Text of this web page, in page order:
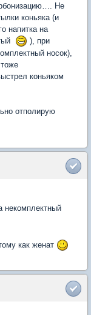
Не
коньяка (и
напитка на
), при
носок),
коньяком
отполирую
некомплектный
как женат